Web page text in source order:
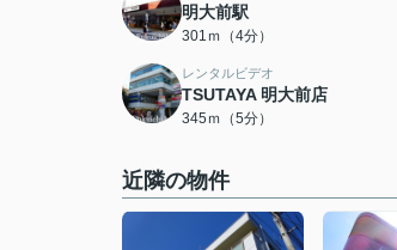
明大前駅
301ｍ（4分）
レンタルビデオ
TSUTAYA 明大前店
345ｍ（5分）
近隣の物件